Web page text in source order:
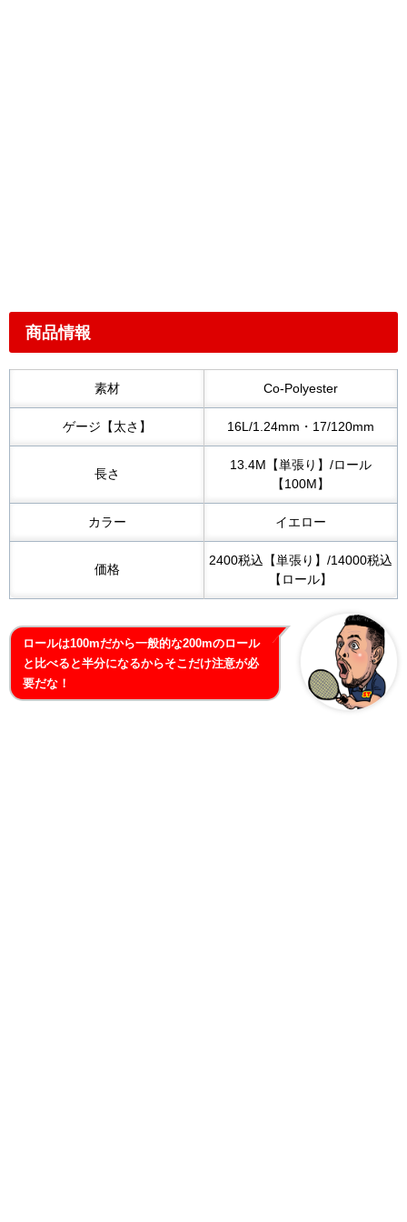
商品情報
素材 Co-Polyester
ゲージ【太さ】 16L/1.24mm・17/120mm
長さ
13.4M【単張り】/ロール
【100M】
カラー イエロー
価格
2400税込【単張り】/14000税込
【ロール】
ロールは100mだから一般的な200mのロール
と比べると半分になるからそこだけ注意が必
要だな！